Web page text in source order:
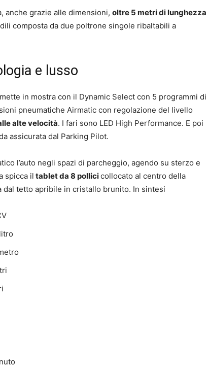
anche grazie alle dimensioni, oltre 5 metri di lunghezza
composta da due poltrone singole ribaltabili a
e lusso
in mostra con il Dynamic Select con 5 programmi di
pneumatiche Airmatic con regolazione del livello
alte velocità. I fari sono LED High Performance. E poi
assicurata dal Parking Pilot.
l’auto negli spazi di parcheggio, agendo su sterzo e
spicca il tablet da 8 pollicicollocato al centro della
tetto apribile in cristallo brunito. In sintesi